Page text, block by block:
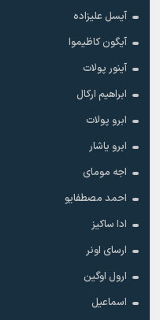
آیسل علیزاده
آیگون کاظیموا
آینور پولات
ابراهیم ارکال
ابرو پولات
ابرو یاشار
اجه مومای
احمد مصطفایو
ادا ساکیز
ارسای اونر
ارول اوگین
اسماعیل